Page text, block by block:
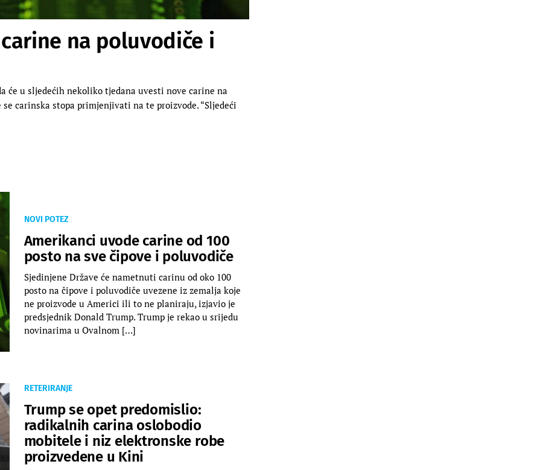
na poluvodiče i
će u sljedećih nekoliko tjedana uvesti nove carine na
carinska stopa primjenjivati na te proizvode. “Sljedeći
NOVI POTEZ
Amerikanci uvode carine od 100
posto na sve čipove i poluvodiče
Sjedinjene Države će nametnuti carinu od oko 100
posto na čipove i poluvodiče uvezene iz zemalja koje
ne proizvode u Americi ili to ne planiraju, izjavio je
predsjednik Donald Trump. Trump je rekao u srijedu
novinarima u Ovalnom […]
RETERIRANJE
Trump se opet predomislio:
radikalnih carina oslobodio
mobitele i niz elektronske robe
proizvedene u Kini